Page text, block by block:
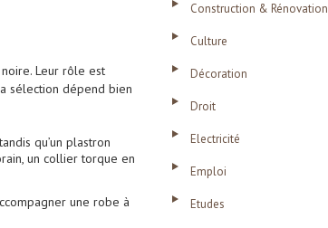
Leur rôle est
sélection dépend bien
qu’un plastron
un collier torque en
une robe à
Construction & Rénovation
Culture
Décoration
Droit
Electricité
Emploi
Etudes